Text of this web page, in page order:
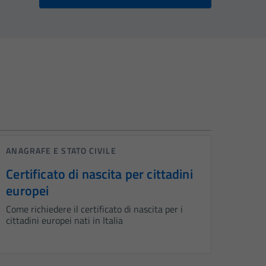
ANAGRAFE E STATO CIVILE
Certificato di nascita per cittadini
europei
Come richiedere il certificato di nascita per i
cittadini europei nati in Italia